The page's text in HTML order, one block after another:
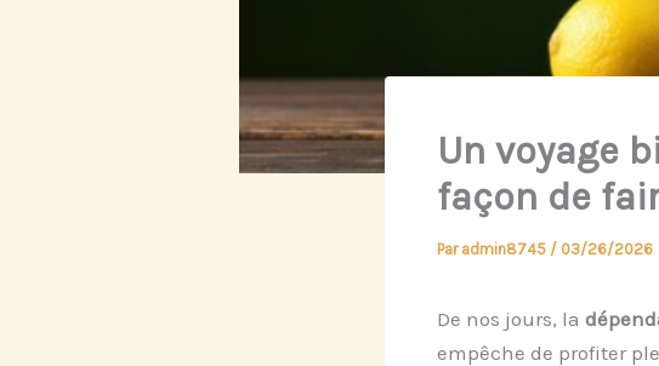
Un voyage
façon de
Par admin8745 / 03/26/2026
De nos jours, la
empêche de profiter